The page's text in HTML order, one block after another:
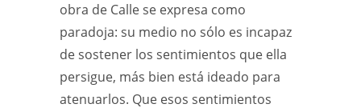
obra de Calle se expresa como
paradoja: su medio no sólo es incapaz
de sostener los sentimientos que ella
persigue, más bien está ideado para
atenuarlos. Que esos sentimientos